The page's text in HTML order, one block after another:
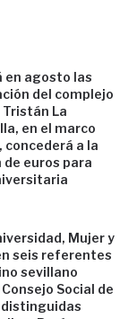
en agosto las
del complejo
La
en el marco
concederá a la
de euros para
Mujer y
seis referentes
sevillano
Social de
distinguidas